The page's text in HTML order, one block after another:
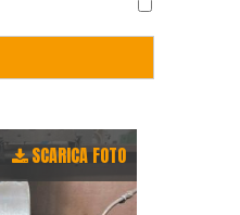
SCARICA FOTO